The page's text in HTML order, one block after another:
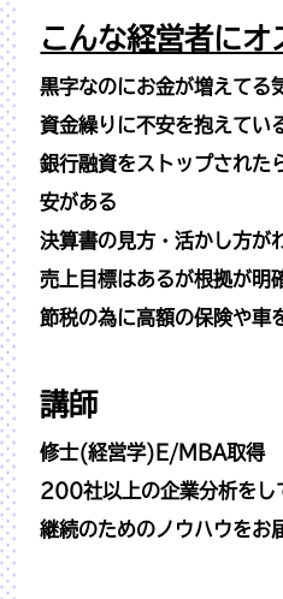
こんな経営者にオ
黒字なのにお金が増えてる
資金繰りに不安を抱えてい
銀行融資をストップされた
安がある
決算書の見方・活かし方が
売上目標はあるが根拠が明
節税の為に高額の保険や車
講師
修士(経営学)E/MBA取
200社以上の企業分析を
継続のためのノウハウをお